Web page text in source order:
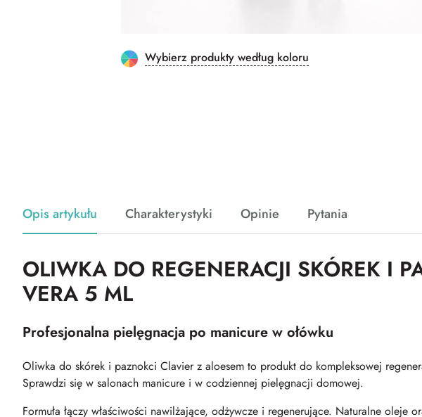
Wybierz produkty według koloru
Opis artykułu Charakterystyki Opinie Pytania
OLIWKA DO REGENERACJI SKÓREK I
VERA 5 ML
Profesjonalna pielęgnacja po manicure w ołówku
Oliwka do skórek i paznokci Clavier z aloesem to produkt do kompleksowej
Sprawdzi się w salonach manicure i w codziennej pielęgnacji domowej.
Formuła łączy właściwości nawilżające, odżywcze i regenerujące. Naturalne oleje